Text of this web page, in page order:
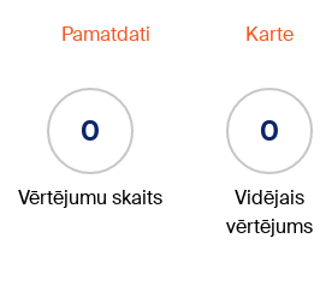
Pamatdati Karte
0
Vērtējumu skaits
0
Vidējais
vērtējums